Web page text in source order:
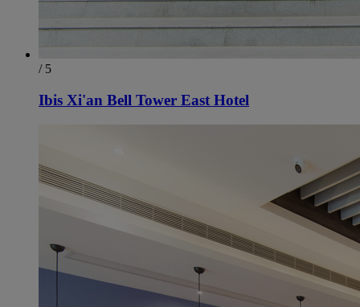
/ 5
Ibis Xi'an Bell Tower East Hotel